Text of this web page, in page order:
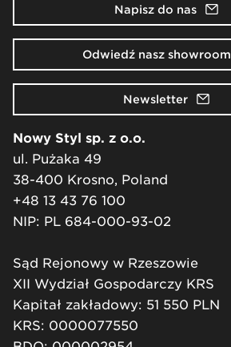
Napisz do nas
Odwiedź nasz showroom
Newsletter
Nowy Styl sp. z o.o.
ul. Pużaka 49
38-400 Krosno, Poland
+48 13 43 76 100
NIP: PL 684-000-93-02
Sąd Rejonowy w Rzeszowie
XII Wydział Gospodarczy KRS
Kapitał zakładowy: 51 550 PLN
KRS: 0000077550